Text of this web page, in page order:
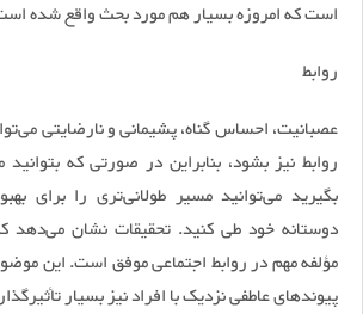
است که امروزه بسیار هم مورد بحث واقع شده
روابط
عصبانیت، احساس گناه، پشیمانی و نارضایتی
روابط نیز بشود، بنابراین در صورتی که
بگیرید می‌توانید مسیر طولانی‌تری را برای
دوستانه خود طی کنید. تحقیقات نشان می‌دهد
مؤلفه مهم در روابط اجتماعی موفق است. این
پیوند‌های عاطفی نزدیک با افراد نیز بسیار